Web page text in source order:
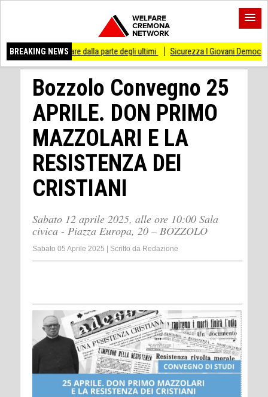
BREAKING NEWS
di stare dalla parte degli ultimi Sicurezza I Giovani Democratici ribattono
Bozzolo Convegno 25
APRILE. DON PRIMO
MAZZOLARI E LA
RESISTENZA DEI
CRISTIANI
Sabato 12 aprile 2025, alle ore 10:00 Sala
civica - Piazza Europa, 20 – BOZZOLO
Sabato 05 Aprile 2025 Scritto da Redazione